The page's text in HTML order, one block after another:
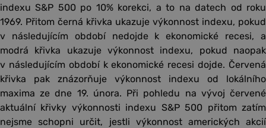
indexu S&P 500 po 10% korekci, a to na datech od roku
1969. Přitom černá křivka ukazuje výkonnost indexu, pokud
v následujícím období nedojde k ekonomické recesi, a
modrá křivka ukazuje výkonnost indexu, pokud naopak
v následujícím období k ekonomické recesi dojde. Červená
křivka pak znázorňuje výkonnost indexu od lokálního
maxima ze dne 19. února. Při pohledu na vývoj červené
aktuální křivky výkonnosti indexu S&P 500 přitom zatím
nejsme schopni určit, jestli výkonnost amerických akcií